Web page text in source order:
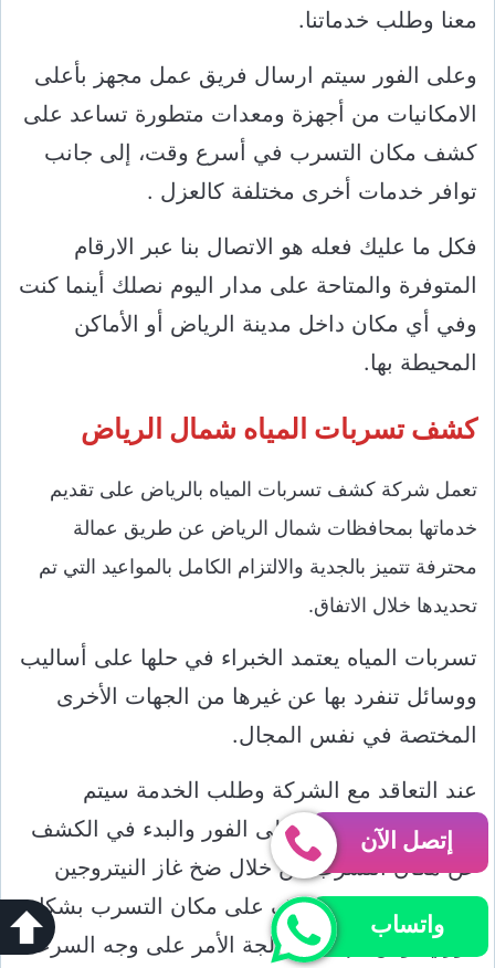
معنا وطلب خدماتنا.
وعلى الفور سيتم ارسال فريق عمل مجهز بأعلى
الامكانيات من أجهزة ومعدات متطورة تساعد على
كشف مكان التسرب في أسرع وقت، إلى جانب
توافر خدمات أخرى مختلفة كالعزل .
فكل ما عليك فعله هو الاتصال بنا عبر الارقام
المتوفرة والمتاحة على مدار اليوم نصلك أينما كنت
وفي أي مكان داخل مدينة الرياض أو الأماكن
المحيطة بها.
كشف تسربات المياه شمال الرياض
تعمل شركة كشف تسربات المياه بالرياض على تقديم
خدماتها بمحافظات شمال الرياض عن طريق عمالة
محترفة تتميز بالجدية والالتزام الكامل بالمواعيد التي تم
تحديدها خلال الاتفاق.
تسربات المياه يعتمد الخبراء في حلها على أساليب
ووسائل تنفرد بها عن غيرها من الجهات الأخرى
المختصة في نفس المجال.
عند التعاقد مع الشركة وطلب الخدمة سيتم
إرسال فريق العمل على الفور والبدء في الكشف
عن مكان التسرب من خلال ضخ غاز النيتروجين
بمواسير المياه للتعرف على مكان التسرب بشكل
فوري، ومن ثم يتم معالجة الأمر على وجه السرعة.
إتصل الآن
واتساب